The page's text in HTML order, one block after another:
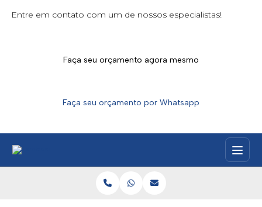
Entre em contato com um de nossos especialistas!
Faça seu orçamento agora mesmo
Faça seu orçamento por Whatsapp